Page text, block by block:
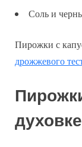
Соль и
Пирожки с
дрожжевого